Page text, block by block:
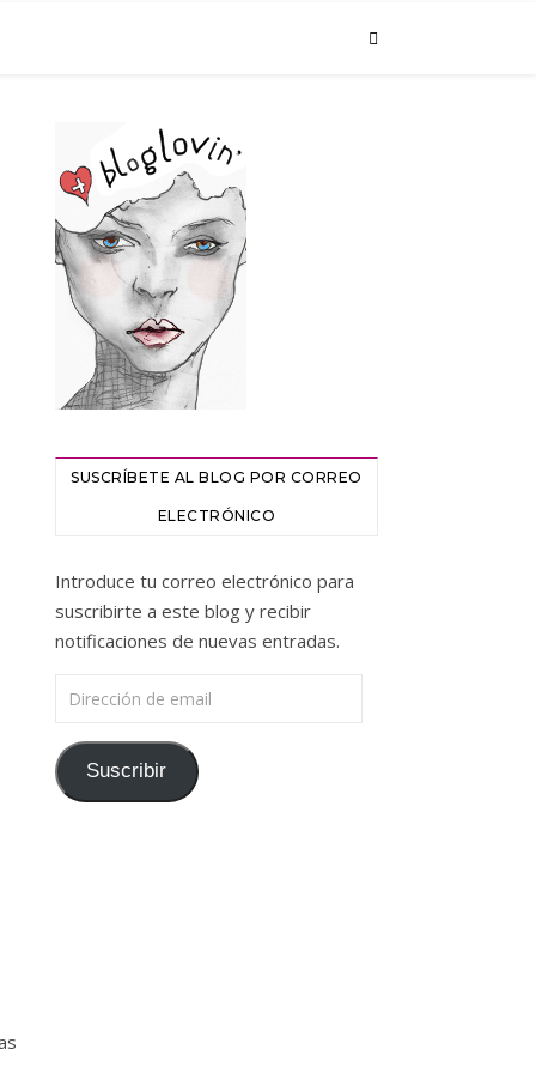
SUSCRÍBETE AL BLOG POR CORREO
ELECTRÓNICO
Introduce tu correo electrónico para
suscribirte a este blog y recibir
notificaciones de nuevas entradas.
Dirección de email
Suscribir